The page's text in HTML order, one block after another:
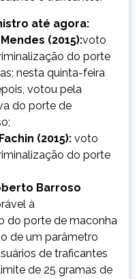
até agora:
(2015):voto
do porte
nesta quinta-feira
votou pela
do porte de
(2015): voto
do porte
Barroso
à
do porte de maconha
de um parâmetro
de traficantes
de 25 gramas de